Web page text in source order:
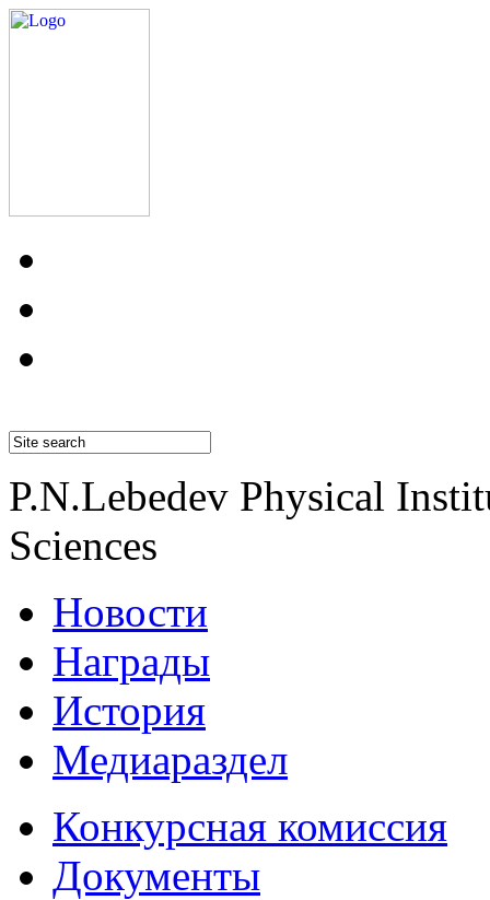
P.N.Lebedev Physical
Sciences
Новости
Награды
История
Медиараздел
Конкурсная комиссия
Документы